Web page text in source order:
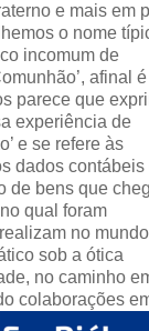
e mais em
o nome
incomum de
afinal é
parece que
experiência de
e se refere às
dados contábeis
de bens que
qual foram
no
sob a ótica
no caminho
colaborações